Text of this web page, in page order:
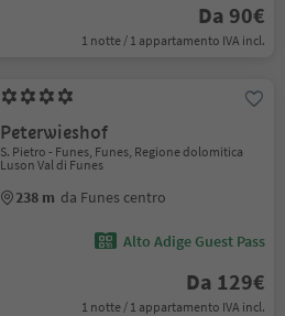
Da 90€
1 notte / 1 appartamento IVA incl.
Peterwieshof
S. Pietro - Funes, Funes, Regione dolomitica
Luson Val di Funes
238 m da Funes centro
Alto Adige Guest Pass
Da 129€
1 notte / 1 appartamento IVA incl.